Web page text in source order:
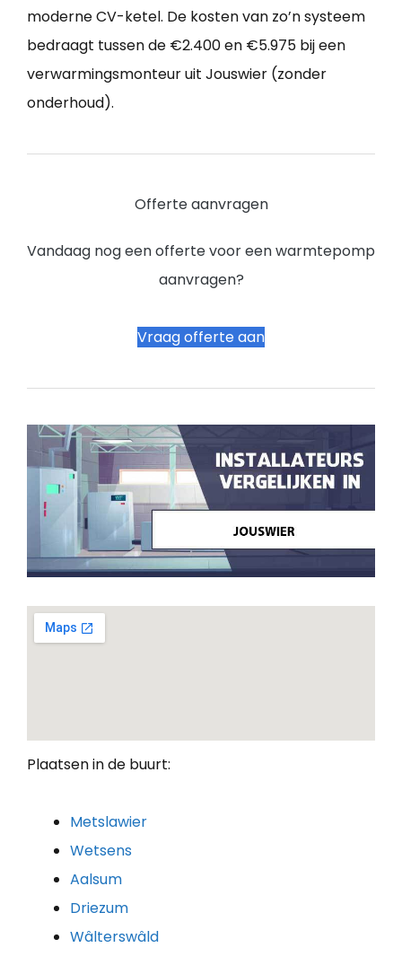
moderne CV-ketel. De kosten van zo’n systeem
bedraagt tussen de €2.400 en €5.975 bij een
verwarmingsmonteur uit Jouswier (zonder
onderhoud).
Offerte aanvragen
Vandaag nog een offerte voor een warmtepomp
aanvragen?
Vraag offerte aan
Plaatsen in de buurt:
Metslawier
Wetsens
Aalsum
Driezum
Wâlterswâld